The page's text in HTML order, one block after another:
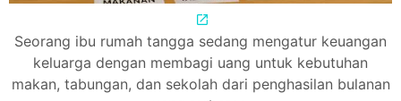
Seorang ibu rumah tangga sedang mengatur keuangan
keluarga dengan membagi uang untuk kebutuhan
makan, tabungan, dan sekolah dari penghasilan bulanan